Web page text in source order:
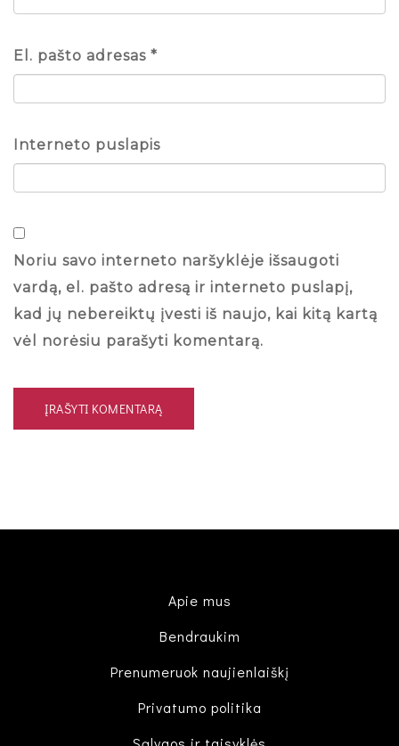
El. pašto adresas *
Interneto puslapis
Noriu savo interneto naršyklėje išsaugoti
vardą, el. pašto adresą ir interneto puslapį,
kad jų nebereiktų įvesti iš naujo, kai kitą kartą
vėl norėsiu parašyti komentarą.
Apie mus
Bendraukim
Prenumeruok naujienlaiškį
Privatumo politika